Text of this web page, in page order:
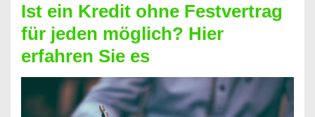
Prepaid
ist
nicht
nur
für
Ist ein Kredit ohne Festvertrag
für jeden möglich? Hier
erfahren Sie es